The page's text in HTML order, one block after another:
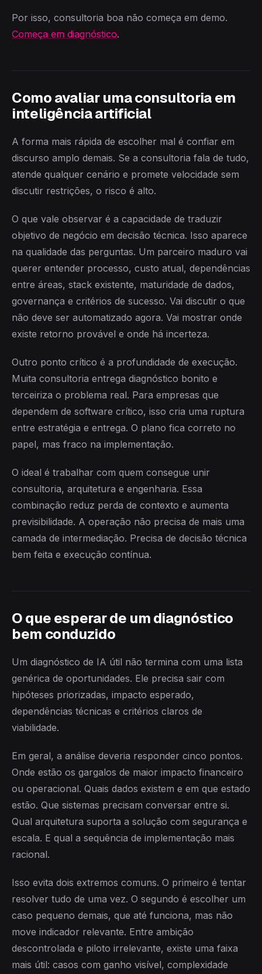
Por isso, consultoria boa não começa em demo.
Começa em diagnóstico.
Como avaliar uma consultoria em
inteligência artificial
A forma mais rápida de escolher mal é confiar em
discurso amplo demais. Se a consultoria fala de tudo,
atende qualquer cenário e promete velocidade sem
discutir restrições, o risco é alto.
O que vale observar é a capacidade de traduzir
objetivo de negócio em decisão técnica. Isso aparece
na qualidade das perguntas. Um parceiro maduro vai
querer entender processo, custo atual, dependências
entre áreas, stack existente, maturidade de dados,
governança e critérios de sucesso. Vai discutir o que
não deve ser automatizado agora. Vai mostrar onde
existe retorno provável e onde há incerteza.
Outro ponto crítico é a profundidade de execução.
Muita consultoria entrega diagnóstico bonito e
terceiriza o problema real. Para empresas que
dependem de software crítico, isso cria uma ruptura
entre estratégia e entrega. O plano fica correto no
papel, mas fraco na implementação.
O ideal é trabalhar com quem consegue unir
consultoria, arquitetura e engenharia. Essa
combinação reduz perda de contexto e aumenta
previsibilidade. A operação não precisa de mais uma
camada de intermediação. Precisa de decisão técnica
bem feita e execução contínua.
O que esperar de um diagnóstico
bem conduzido
Um diagnóstico de IA útil não termina com uma lista
genérica de oportunidades. Ele precisa sair com
hipóteses priorizadas, impacto esperado,
dependências técnicas e critérios claros de
viabilidade.
Em geral, a análise deveria responder cinco pontos.
Onde estão os gargalos de maior impacto financeiro
ou operacional. Quais dados existem e em que estado
estão. Que sistemas precisam conversar entre si.
Qual arquitetura suporta a solução com segurança e
escala. E qual a sequência de implementação mais
racional.
Isso evita dois extremos comuns. O primeiro é tentar
resolver tudo de uma vez. O segundo é escolher um
caso pequeno demais, que até funciona, mas não
move indicador relevante. Entre ambição
descontrolada e piloto irrelevante, existe uma faixa
mais útil: casos com ganho visível, complexidade